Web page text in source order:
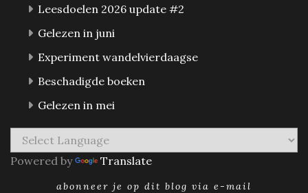
Leesdoelen 2026 update #2
Gelezen in juni
Experiment wandelvierdaagse
Beschadigde boeken
Gelezen in mei
Powered by Translate
abonneer je op dit blog via e-mail